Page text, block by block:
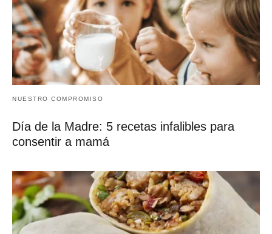
NUESTRO COMPROMISO
Día de la Madre: 5 recetas infalibles para
consentir a mamá